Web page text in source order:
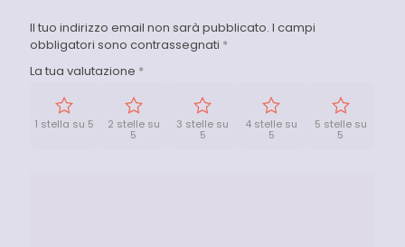
Il tuo indirizzo email non sarà pubblicato. I campi
obbligatori sono contrassegnati *
La tua valutazione *
1 stella su 5 2 stelle su
5
3 stelle su
5
4 stelle su
5
5 stelle su
5